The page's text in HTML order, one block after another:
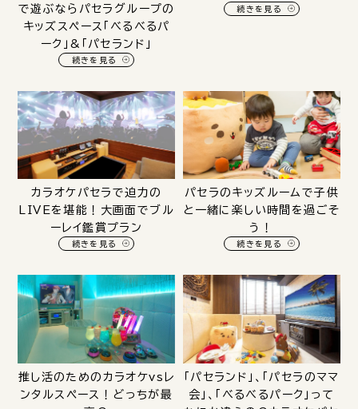
で遊ぶならパセラグループの
キッズスペース「べるべるパ
ーク」&「パセランド」
続きを見る
続きを見る
カラオケパセラで迫力の
LIVEを堪能！大画面でブル
ーレイ鑑賞プラン
続きを見る
パセラのキッズルームで子供
と一緒に楽しい時間を過ごそ
う！
続きを見る
推し活のためのカラオケvsレ
ンタルスペース！どっちが最
「パセランド」、「パセラのママ
会」、「べるべるパーク」って